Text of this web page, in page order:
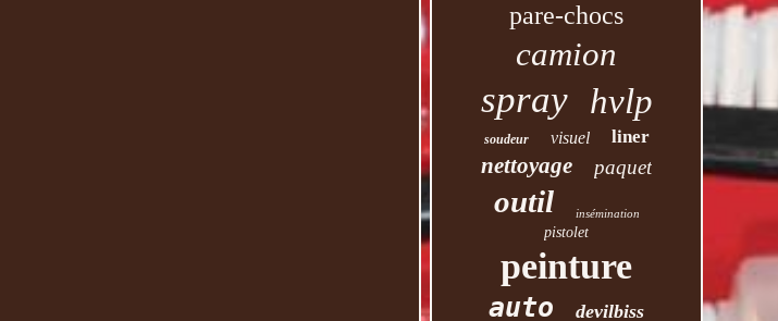
pare-chocs
camion
spray hvlp
soudeur visuel liner
nettoyage paquet
outil insémination
pistolet
peinture
auto devilbiss